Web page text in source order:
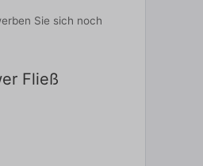
Sie sich noch
Fließ